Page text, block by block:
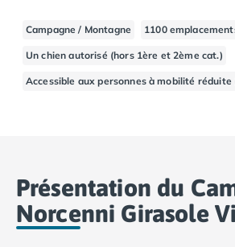
Camping Biarritz
Camping Bidart
Camping Saint Jean de Luz
Camping Honfleur
Camping Houlgate
Camping Ouistreham
Campagne / Montagne 1100
Un chien autorisé (hors 1ère et 2ème cat.)
Accessible aux personnes à mobilité
Présentation du
Norcenni Girasole